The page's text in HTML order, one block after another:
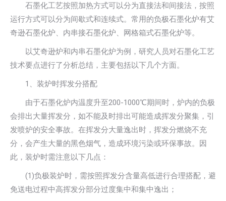
石墨化工艺按照加热方式可以分为直接法和间接法，按照
运行方式可以分为间歇式和连续式。常用的负极石墨化炉有艾
奇逊石墨化炉、内串接石墨化炉、网格箱式石墨化炉等。
以艾奇逊炉和内串石墨化炉为例，研究人员对石墨化工艺
技术要点进行了分析总结，主要包括以下几个方面。
1、装炉时挥发分搭配
由于石墨化炉内温度升至200-1000℃期间时，炉内的负极
会排出大量挥发分，如不能及时排出可能造成挥发分聚集，引
发喷炉的安全事故。在挥发分大量逸出时，挥发分燃烧不充
分，会产生大量的黑色烟气，造成环境污染或环保事故。因
此，装炉时需注意以下几点：
(1)负极装炉时，需按照挥发分含量高低进行合理搭配，避
免送电过程中高挥发分部分过度集中和集中逸出；